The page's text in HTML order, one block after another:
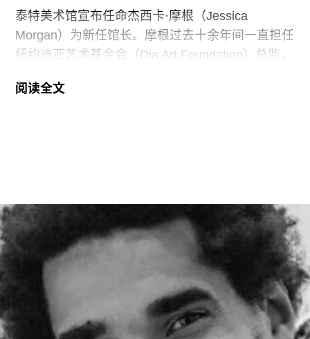
的同时，
泰特美术馆宣布任命杰西卡·摩根（Jessica
Morgan）为新任馆长。摩根过去十余年间一直担任
纽约迪亚艺术基金会（Dia Art Foundation）总监，
位，后者在担任馆长九年后于今年春季离任。摩根
多个职务，包括国际艺术策展人，因此一直被视为
这一职位的热门人选。不过薪酬问题曾是任命过程
中的重要障碍，因为摩根在迪亚艺术基金会的收入
明显高于巴尔肖。泰特美术馆主席罗兰·拉德
（Roland Rudd）向《卫报》透露，摩根在接受这
一职位时接受了“大幅降薪”。
摩根加入泰特美术馆之际，正值该机构处于动荡时
阅读全文